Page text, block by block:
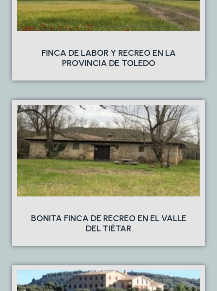
FINCA DE LABOR Y RECREO EN LA
PROVINCIA DE TOLEDO
BONITA FINCA DE RECREO EN EL VALLE
DEL TIÉTAR